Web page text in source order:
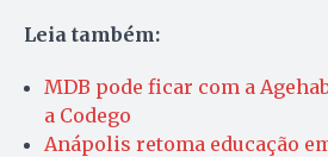
Leia também:
MDB pode ficar com a
a Codego
Anápolis retoma educação